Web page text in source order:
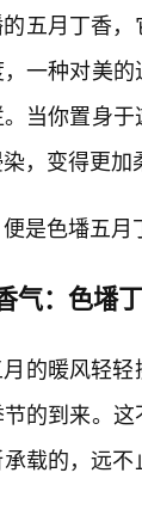
五月丁香
一种对美
当你置身
，变得更加
是色墦五月
气：色墦
月的暖风轻
的到来。
载的，远